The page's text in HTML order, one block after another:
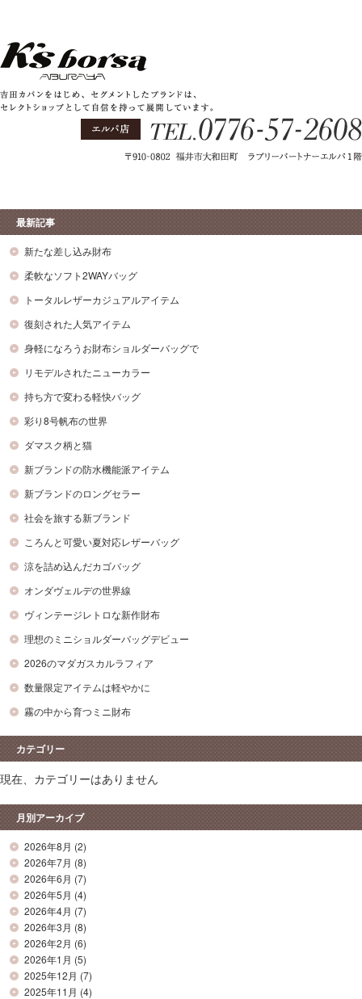
最新記事
新たな差し込み財布
柔軟なソフト2WAYバッグ
トータルレザーカジュアルアイテム
復刻された人気アイテム
身軽になろうお財布ショルダーバッグで
リモデルされたニューカラー
持ち方で変わる軽快バッグ
彩り8号帆布の世界
ダマスク柄と猫
新ブランドの防水機能派アイテム
新ブランドのロングセラー
社会を旅する新ブランド
ころんと可愛い夏対応レザーバッグ
涼を詰め込んだカゴバッグ
オンダヴェルデの世界線
ヴィンテージレトロな新作財布
理想のミニショルダーバッグデビュー
2026のマダガスカルラフィア
数量限定アイテムは軽やかに
霧の中から育つミニ財布
カテゴリー
現在、カテゴリーはありません
月別アーカイブ
2026年8月 (2)
2026年7月 (8)
2026年6月 (7)
2026年5月 (4)
2026年4月 (7)
2026年3月 (8)
2026年2月 (6)
2026年1月 (5)
2025年12月 (7)
2025年11月 (4)